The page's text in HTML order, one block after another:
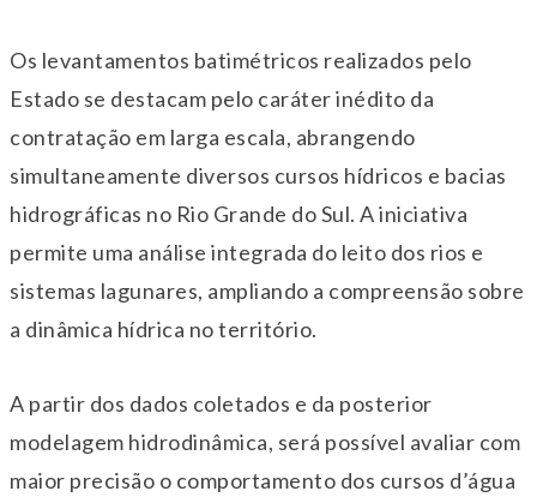
Os levantamentos batimétricos realizados pelo
Estado se destacam pelo caráter inédito da
contratação em larga escala, abrangendo
simultaneamente diversos cursos hídricos e bacias
hidrográficas no Rio Grande do Sul. A iniciativa
permite uma análise integrada do leito dos rios e
sistemas lagunares, ampliando a compreensão sobre
a dinâmica hídrica no território.
A partir dos dados coletados e da posterior
modelagem hidrodinâmica, será possível avaliar com
maior precisão o comportamento dos cursos d’água